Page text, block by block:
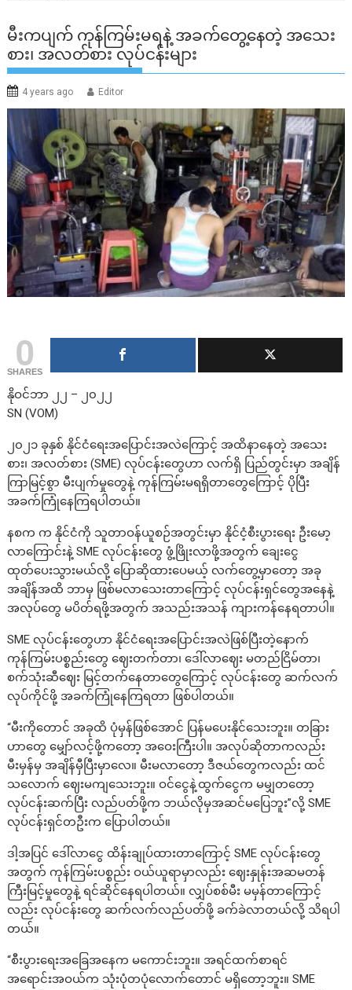
မီးကပျက် ကုန်ကြမ်းမရနဲ့ အခက်တွေ့နေတဲ့ ‌အသေး
စား၊ အလတ်စား လုပ်ငန်းများ
4 years ago Editor
0
SHARES
နိုဝင်ဘာ ၂၂ – ၂၀၂၂
SN (VOM)
၂၀၂၁ ခုနှစ် နိုင်ငံရေးအပြောင်းအလဲကြောင့် အထိနာနေတဲ့ အသေး
စား၊ အလတ်စား (SME) လုပ်ငန်းတွေဟာ လက်ရှိ ပြည်တွင်းမှာ အချိန်
ကြာမြင့်စွာ မီးပျက်မှုတွေနဲ့ ကုန်ကြမ်းမရရှိတာတွေကြောင့် ပိုပြီး
အခက်ကြုံနေကြရပါတယ်။
နစက က နိုင်ငံကို သူတာဝန်ယူစဉ်အတွင်းမှာ နိုင်ငံ့စီးပွားရေး ဦးမော့
လာကြောင်းနဲ့ SME လုပ်ငန်းတွေ ဖွံ့ဖြိုးလာဖို့အတွက် ချေးငွေ
ထုတ်ပေးသွားမယ်လို့ ပြောဆိုထားပေမယ့် လက်တွေ့မှာတော့ အခု
အချိန်အထိ ဘာမှ ဖြစ်မလာသေးတာကြောင့် လုပ်ငန်းရှင်တွေအနေနဲ့
အလုပ်တွေ မပိတ်ရဖို့အတွက် အသည်းအသန် ကျားကန်နေရတာပါ။
SME လုပ်ငန်းတွေဟာ နိုင်ငံရေးအပြောင်းအလဲဖြစ်ပြီးတဲ့နောက်
ကုန်ကြမ်းပစ္စည်းတွေ ဈေးတက်တာ၊ ဒေါ်လာဈေး မတည်ငြိမ်တာ၊
စက်သုံးဆီဈေး မြင့်တက်နေတာတွေကြောင့် လုပ်ငန်းတွေ ဆက်လက်
လုပ်ကိုင်ဖို့ အခက်ကြုံနေကြရတာ ဖြစ်ပါတယ်။
“မီးကိုတောင် အခုထိ ပုံမှန်ဖြစ်အောင် ပြန်မပေးနိုင်သေးဘူး။ တခြား
ဟာတွေ မျှော်လင့်ဖို့ကတော့ အဝေးကြီးပါ။ အလုပ်ဆိုတာကလည်း
မီးမှန်မှ အချိန်မှီပြီးမှာလေ။ မီးမလာတော့ ဒီဇယ်တွေကလည်း ထင်
သလောက် ဈေးမကျသေးဘူး။ ဝင်ငွေနဲ့ထွက်ငွေက မမျှတတော့
လုပ်ငန်းဆက်ပြီး လည်ပတ်ဖို့က ဘယ်လိုမှအဆင်မပြေဘူး”လို့ SME
လုပ်ငန်းရှင်တဦးက ပြောပါတယ်။
ဒါ့အပြင် ဒေါ်လာငွေ ထိန်းချုပ်ထားတာကြောင့် SME လုပ်ငန်းတွေ
အတွက် ကုန်ကြမ်းပစ္စည်း ဝယ်ယူရာမှာလည်း ဈေးနှုန်းအဆမတန်
ကြီးမြင့်မှုတွေနဲ့ ရင်ဆိုင်နေရပါတယ်။ လျှပ်စစ်မီး မမှန်တာကြောင့်
လည်း လုပ်ငန်းတွေ ဆက်လက်လည်ပတ်ဖို့ ခက်ခဲလာတယ်လို့ သိရပါ
တယ်။
“စီးပွားရေးအခြေအနေက မကောင်းဘူး။ အရင်ထက်စာရင်
အရောင်းအဝယ်က သုံးပုံတပုံလောက်တောင် မရှိတော့ဘူး။ SME